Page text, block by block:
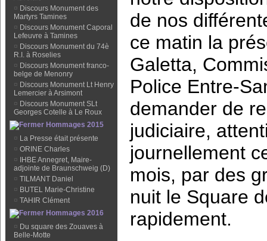
¤ Discours Monument des
Martyrs Tamines
¤ Discours Monument Caporal
Lefeuvre à Tamines
¤ Discours Monument du 74è
R.I. à Roselies
¤ Discours Monument franco-
belge de Menonry
¤ Discours Monument Lt Henry
Lemercier à Arsimont
¤ Discours Monument SLt
Georges Cotelle à Le Roux
Hommages 2015
¤ La Presse était présente
¤ ORINE Charles
¤
IHBE Annegret, Maire-
adjointe de Braunschweig (D)
¤ TILMANT Daniel
¤ BUTEL Marie-Christine
¤ TAHIR Clément
Hommages 2016
¤ Du square des Zouaves à
Belle-Motte
de nos
ce matin la
Galetta,
Police Entre-
demander de
judiciaire,
journellement
mois, par des
nuit le Square
rapidement.